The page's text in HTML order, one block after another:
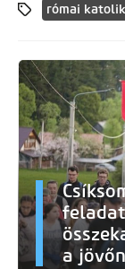
római
a